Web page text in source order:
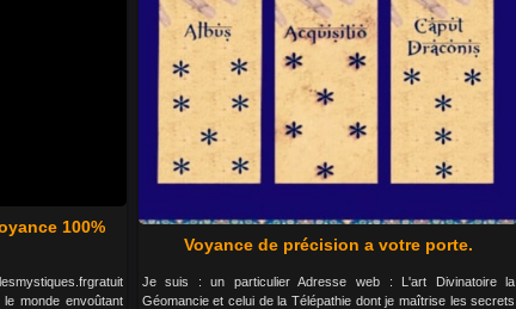
100%
monde envoûtant
Voyance de précision a votre porte.
Je suis : un particulier Adresse web : L'art Divinatoire la
Géomancie et celui de la Télépathie dont je maîtrise les secrets